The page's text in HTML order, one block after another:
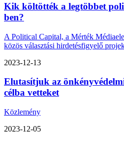
Kik költötték a legtöbbet
ben?
A Political Capital, a Mérték
közös választási hirdetésfigyelő
2023-12-13
Elutasítjuk az
célba vetteket
Közlemény
2023-12-05